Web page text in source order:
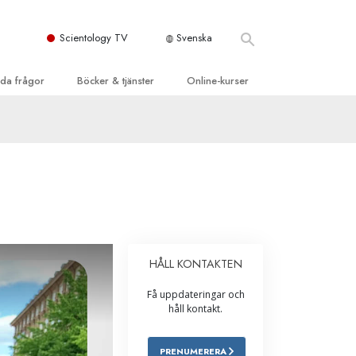
Scientology TV Svenska
frågor
organisationer
Böcker & tjänster
tjänster
Online-kurser
Integritet och ärlighet
Äktenskap
Den emotionella Tonskalan
HÅLL KONTAKTEN
Få uppdateringar och
håll kontakt.
PRENUMERERA